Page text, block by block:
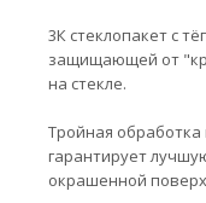
3К стеклопакет с
защищающей от
на стекле.
Тройная обработка
гарантирует
окрашенной